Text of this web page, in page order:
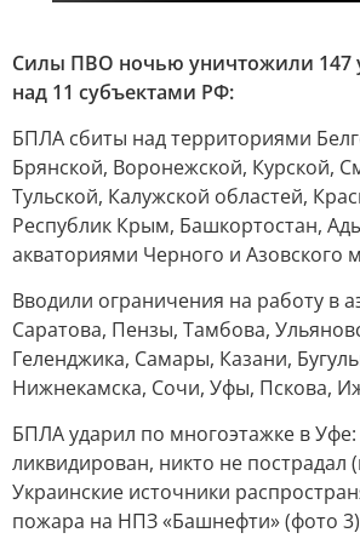
Силы ПВО ночью уничтожили 147
над 11 субъектами РФ:
БПЛА сбиты над территориями
Брянской, Воронежской, Курской,
Тульской, Калужской областей,
Республик Крым, Башкортостан,
акваториями Черного и Азовского
Вводили ограничения на работу в
Саратова, Пензы, Тамбова,
Геленджика, Самары, Казани,
Нижнекамска, Сочи, Уфы, Пскова,
БПЛА ударил по многоэтажке в
ликвидирован, никто не пострадал
Украинские источники
пожара на НПЗ «Башнефти» (фото